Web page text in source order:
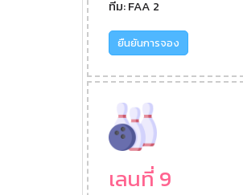
ทีม: FAA 2
ยืนยันการจอง
เลนที่ 9